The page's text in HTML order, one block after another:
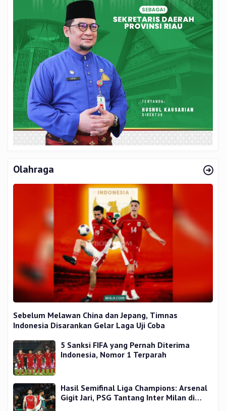
Olahraga
Sebelum Melawan China dan Jepang, Timnas
Indonesia Disarankan Gelar Laga Uji Coba
5 Sanksi FIFA yang Pernah Diterima
Indonesia, Nomor 1 Terparah
Hasil Semifinal Liga Champions: Arsenal
Gigit Jari, PSG Tantang Inter Milan di